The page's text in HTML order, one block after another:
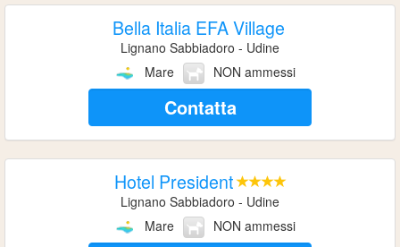
Bella Italia EFA Village
Lignano Sabbiadoro - Udine
Mare
NON ammessi
Contatta
Hotel President
Lignano Sabbiadoro - Udine
Mare
NON ammessi